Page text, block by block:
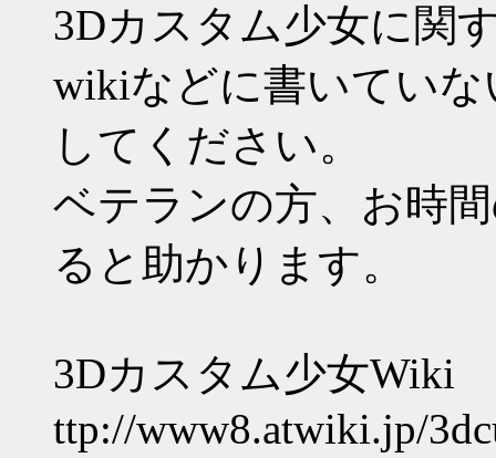
3Dカスタム少女に関
wikiなどに書いてい
してください。
ベテランの方、お時
ると助かります。
3Dカスタム少女Wiki
ttp://www8.atwiki.jp/